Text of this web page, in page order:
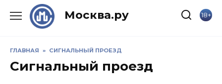
Москва.ру 18+
ГЛАВНАЯ » СИГНАЛЬНЫЙ ПРОЕЗД
Сигнальный проезд